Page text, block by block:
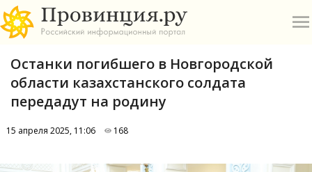
Останки погибшего в Новгородской
области казахстанского солдата
передадут на родину
15 апреля 2025, 11:06 168